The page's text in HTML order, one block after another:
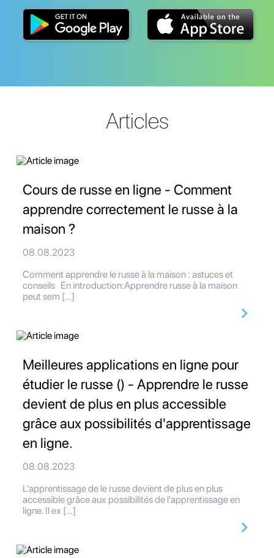
Articles
Cours de russe en ligne - Comment
apprendre correctement le russe à la
maison ?
08.08.2023
Comment apprendre le russe à la maison : astuces et
conseils En introduction:Apprendre russe à la maison
peut sem […]
Meilleures applications en ligne pour
étudier le russe () - Apprendre le russe
devient de plus en plus accessible
grâce aux possibilités d'apprentissage
en ligne.
08.08.2023
L'apprentissage de le russe devient de plus en plus
accessible grâce aux possibilités de l'apprentissage en
ligne. Il ex […]